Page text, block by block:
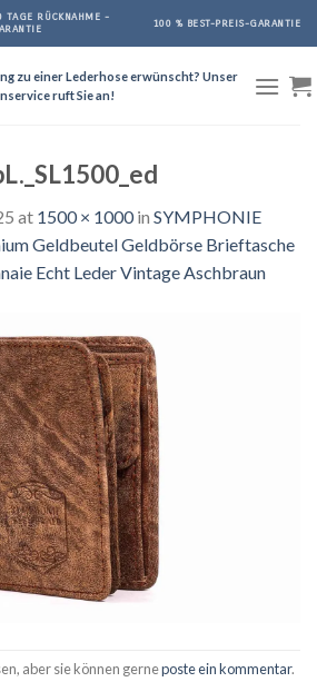
TAGE RÜCKNAHME -
100 % BEST-PREIS-GARANTIE
zu einer Lederhose erwünscht? Unser
ruft Sie an!
at 1500 × 1000in SYMPHONIE
Geldbeutel Geldbörse Brieftasche
Echt Leder Vintage Aschbraun
aber sie können gerneposte ein kommentar.